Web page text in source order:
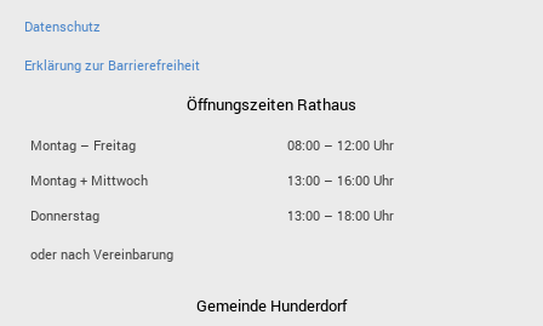
Datenschutz
Erklärung zur Barrierefreiheit
Öffnungszeiten Rathaus
Montag – Freitag
08:00 – 12:00 Uhr
Montag + Mittwoch
13:00 – 16:00 Uhr
Donnerstag
13:00 – 18:00 Uhr
oder nach Vereinbarung
Gemeinde Hunderdorf